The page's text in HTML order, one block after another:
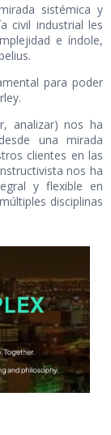
sistémica y
civil industrial les
e índole,
para poder
analizar) nos ha
una mirada
clientes en las
nos ha
y flexible en
disciplinas